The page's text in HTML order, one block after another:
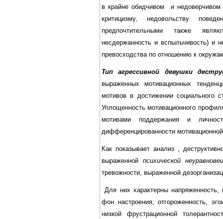
в крайне обидчивом и
критицизму, недовольству
предпочтительными также
несдержанность и вспыльчивость) и
превосходства по отношению к
Тип агрессивной девушки
выраженных мотивационных
мотивов в достижении социального
Уплощенность мотивационного
мотивами поддержания и
дифференцированности
Как показывает анализ ,
выраженнойпсихической
тревожности, выраженной
Для них характерны напряженность,
фон настроения, отгороженность,
низкой фрустрационной